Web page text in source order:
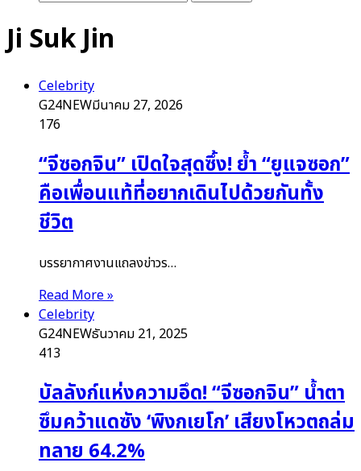
Ji Suk Jin
Celebrity
G24NEWมีนาคม 27, 2026
176
“จีซอกจิน” เปิดใจสุดซึ้ง! ย้ำ “ยูแจซอก”
คือเพื่อนแท้ที่อยากเดินไปด้วยกันทั้ง
ชีวิต
บรรยากาศงานแถลงข่าวร…
Read More »
Celebrity
G24NEWธันวาคม 21, 2025
413
บัลลังก์แห่งความอึด! “จีซอกจิน” น้ำตา
ซึมคว้าแดซัง ‘พิงกเยโก’ เสียงโหวตถล่ม
ทลาย 64.2%